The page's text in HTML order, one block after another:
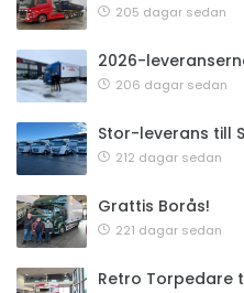
205 dagar sedan
2026-
206 dagar sedan
Stor-leverans till
212 dagar sedan
Grattis Borås!
221 dagar sedan
Retro Torpedare